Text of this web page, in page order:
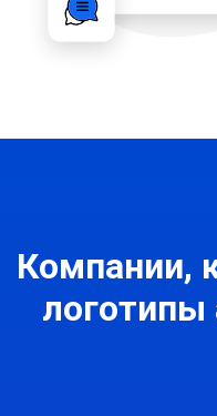
Компании,
логотипы